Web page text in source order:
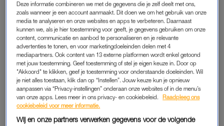
ik voor een duet nog een man zocht. Het was een grapje,
maar inmiddels maken we sinds vorig jaar samen muziek. Ik
vertelde hem vrij snel over mijn BRCA1-diagnose. Vanaf dat
moment is hij meegegaan naar iedere ziekenhuisafspraak en
vraagt hij de artsen de oren van het lijf.”
CONSTANT ONGERUST
“Ik kwam in een medische molen terecht. Ieder halfjaar was ik
te vinden in het ziekenhuis. Was het niet voor de
standaardcontrole? Dan wel omdat ik dacht dat ik iets voelde.
Deze informatie combineren we met de gegevens die je zelf deelt met ons,
zoals wanneer je een account aanmaakt. Dit doen we om het gebruik van onze
media te analyseren en onze websites en apps te verbeteren. Daarnaast
kunnen we, als je hier toestemming voor geeft, je gegevens gebruiken om onze
content, communicatie en aanbod te personaliseren en je relevante
advertenties te tonen, en voor marketingdoeleinden delen met 4
mediapartners. Ook content van 13 externe platformen wordt enkel getoond
met jouw toestemming. Geef toestemming of stel je eigen keuze in. Door op
"Akkoord" te klikken, geef je toestemming voor onderstaande doeleinden. Wil
je niet alles toestaan, klik dan op “Instellen”. Jouw keuze kun je opnieuw
aanpassen via “Privacy-instellingen” onderaan onze websites of in de menu’s
van onze apps. Lees meer in ons privacy- en cookiebeleid.
Raadpleeg ons
cookiebeleid voor meer informatie.
Wij en onze partners verwerken gegevens voor de volgende